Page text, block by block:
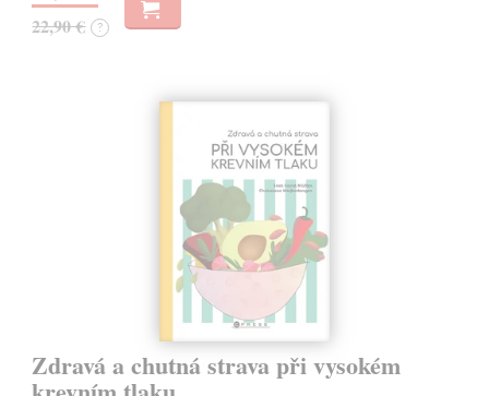
22,90 € ?
Zdravá a chutná strava při vysokém